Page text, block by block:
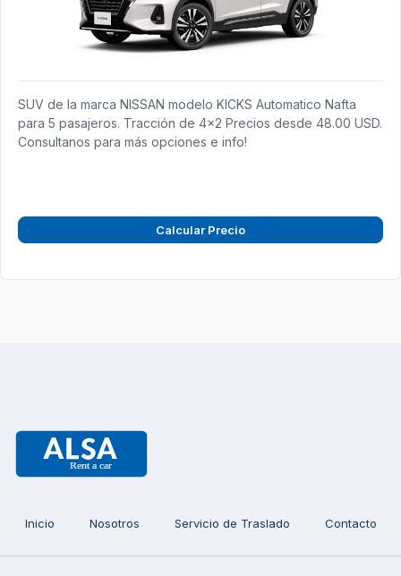
SUV de la marca NISSAN modelo KICKS Automatico Nafta
para 5 pasajeros. Tracción de 4x2 Precios desde 48.00 USD.
Consultanos para más opciones e info!
Calcular Precio
Inicio Nosotros Servicio de Traslado Contacto